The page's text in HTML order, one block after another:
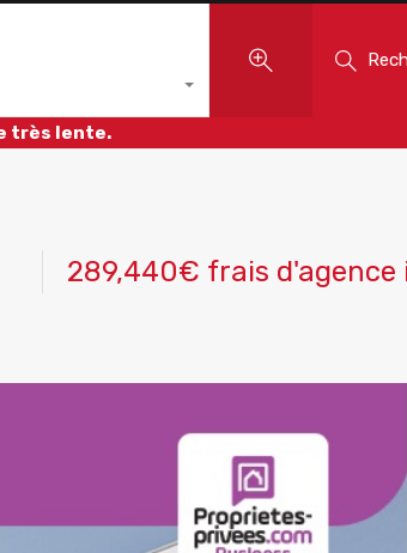
très lente.
289,440€ frais d'agence